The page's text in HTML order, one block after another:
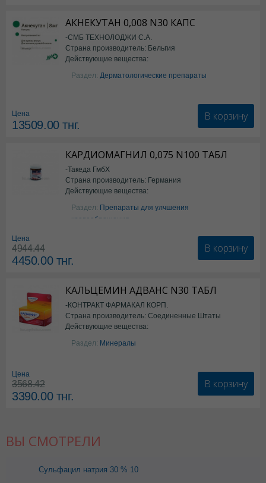
АКНЕКУТАН 0,008 N30 КАПС
-СМБ ТЕХНОЛОДЖИ С.А.
Страна производитель: Бельгия
Действующие вещества:
Изотретиноин
Раздел: Дерматологические препараты
Цена
13509.00тнг.
В корзину
КАРДИОМАГНИЛ 0,075 N100 ТАБЛ
-Такеда ГмбХ
Страна производитель: Германия
Действующие вещества:
ацетилсалициловая кислота
Раздел: Препараты для улчшения
кровообращения
Цена
4944.44
4450.00тнг.
В корзину
КАЛЬЦЕМИН АДВАНС N30 ТАБЛ
-КОНТРАКТ ФАРМАКАЛ КОРП.
Страна производитель: Соединенные Штаты
Америки
Действующие вещества:
Колекальциферол+Кальция
карбонат
Раздел: Минералы
Цена
3568.42
3390.00тнг.
В корзину
ВЫ СМОТРЕЛИ
Сульфацил натрия 30 % 10